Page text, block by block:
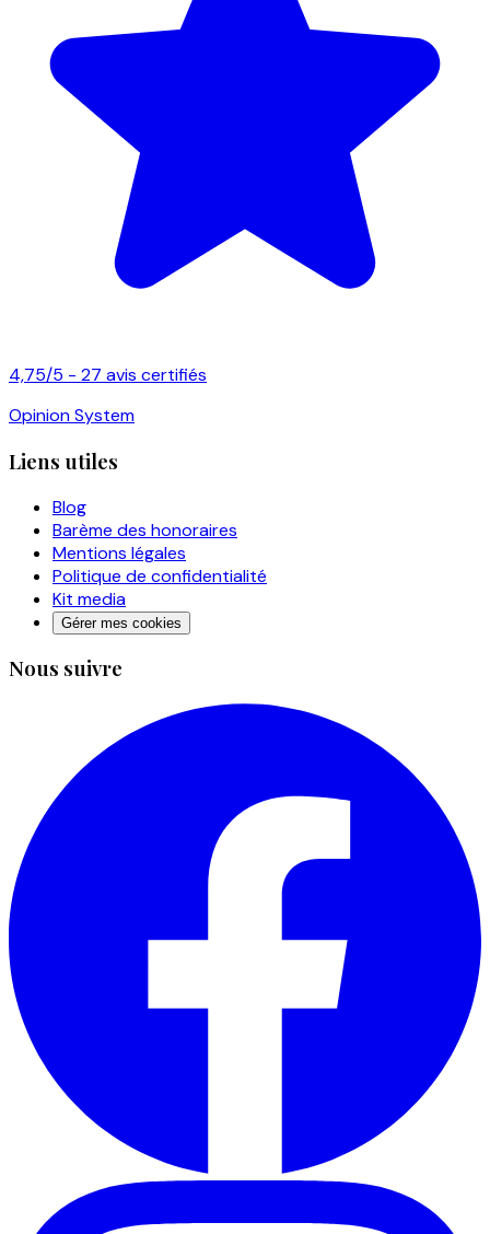
4,75/5 - 27 avis certifiés
Opinion System
Liens utiles
Blog
Barème des honoraires
Mentions légales
Politique de confidentialité
Kit media
Gérer mes cookies
Nous suivre